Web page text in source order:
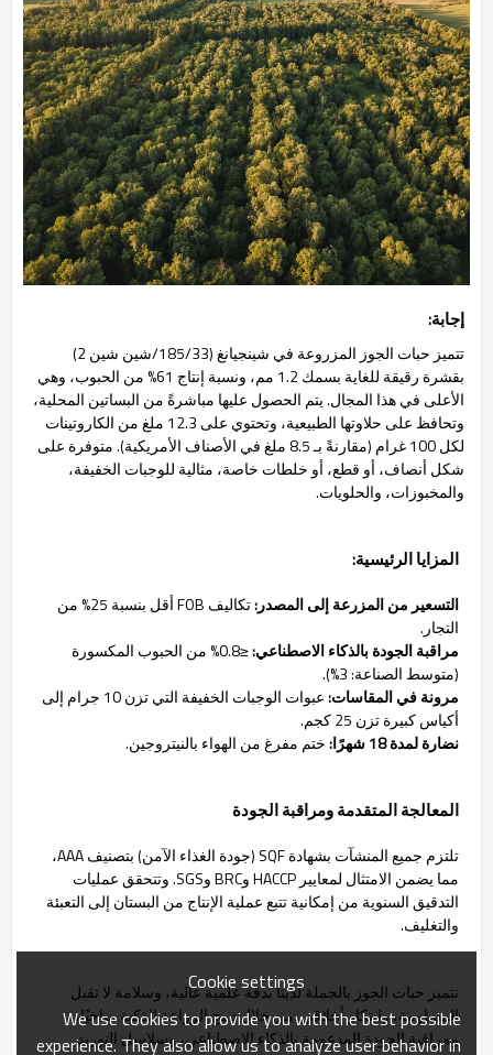
إجابة:
تتميز حبات الجوز المزروعة في شينجيانغ (185/33/شين شين 2)
بقشرة رقيقة للغاية بسمك 1.2 مم، ونسبة إنتاج 61% من الحبوب، وهي
الأعلى في هذا المجال. يتم الحصول عليها مباشرةً من البساتين المحلية،
وتحافظ على حلاوتها الطبيعية، وتحتوي على 12.3 ملغ من الكاروتينات
لكل 100 غرام (مقارنةً بـ 8.5 ملغ في الأصناف الأمريكية). متوفرة على
شكل أنصاف، أو قطع، أو خلطات خاصة، مثالية للوجبات الخفيفة،
والمخبوزات، والحلويات.
المزايا الرئيسية:
التسعير من المزرعة إلى المصدر:
تكاليف FOB أقل بنسبة 25% من
التجار.
مراقبة الجودة بالذكاء الاصطناعي:
≤0.8% من الحبوب المكسورة
(متوسط الصناعة: 3%).
مرونة في المقاسات:
عبوات الوجبات الخفيفة التي تزن 10 جرام إلى
أكياس كبيرة تزن 25 كجم.
نضارة لمدة 18 شهرًا:
ختم مفرغ من الهواء بالنيتروجين.
المعالجة المتقدمة ومراقبة الجودة
تلتزم جميع المنشآت بشهادة SQF (جودة الغذاء الآمن) بتصنيف AAA،
مما يضمن الامتثال لمعايير HACCP وBRC وSGS. وتتحقق عمليات
التدقيق السنوية من إمكانية تتبع عملية الإنتاج من البستان إلى التعبئة
والتغليف.
تتميز حبات الجوز بالجملة لدينا بدقة علمية عالية، وسلامة لا تقبل
المساومة، وابتكار أخلاقي. من خلال دمج الزراعة الذكية مناخيًا،
ومراقبة الجودة المدعومة بالذكاء الاصطناعي، وسلاسل التوريد
Cookie settings
We use cookies to provide you with the best possible
experience. They also allow us to analyze user behavior in